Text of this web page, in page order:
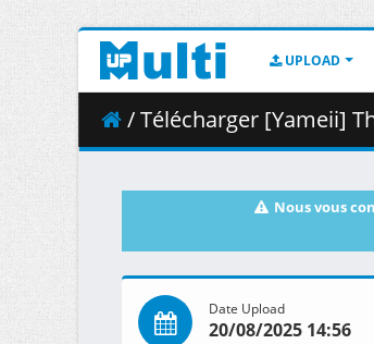
UPLOAD
/ Télécharger [Yameii] The Rising
Nous vous
Date Upload
20/08/2025 14:56